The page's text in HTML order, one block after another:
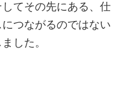
てその先にある、仕
つながるのではない
した。